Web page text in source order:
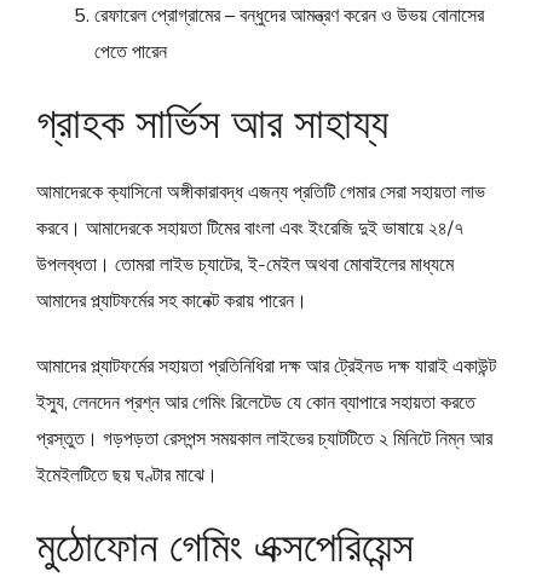
রেফারেল প্রোগ্রামের – বন্ধুদের আমন্ত্রণ করেন ও উভয় বোনাসের
পেতে পারেন
গ্রাহক সার্ভিস আর সাহায্য
আমাদেরকে ক্যাসিনো অঙ্গীকারাবদ্ধ এজন্য প্রতিটি গেমার সেরা সহায়তা লাভ
করবে। আমাদেরকে সহায়তা টিমের বাংলা এবং ইংরেজি দুই ভাষায়ে ২৪/৭
উপলব্ধতা। তোমরা লাইভ চ্যাটের, ই-মেইল অথবা মোবাইলের মাধ্যমে
আমাদের প্ল্যাটফর্মের সহ কানেক্ট করায় পারেন।
আমাদের প্ল্যাটফর্মের সহায়তা প্রতিনিধিরা দক্ষ আর ট্রেইনড দক্ষ যারাই একাউন্ট
ইস্যু, লেনদেন প্রশ্ন আর গেমিং রিলেটেড যে কোন ব্যাপারে সহায়তা করতে
প্রস্তুত। গড়পড়তা রেসপন্স সময়কাল লাইভের চ্যাটটিতে ২ মিনিটে নিম্ন আর
ইমেইলটিতে ছয় ঘণ্টার মাঝে।
মুঠোফোন গেমিং এক্সপেরিয়েন্স